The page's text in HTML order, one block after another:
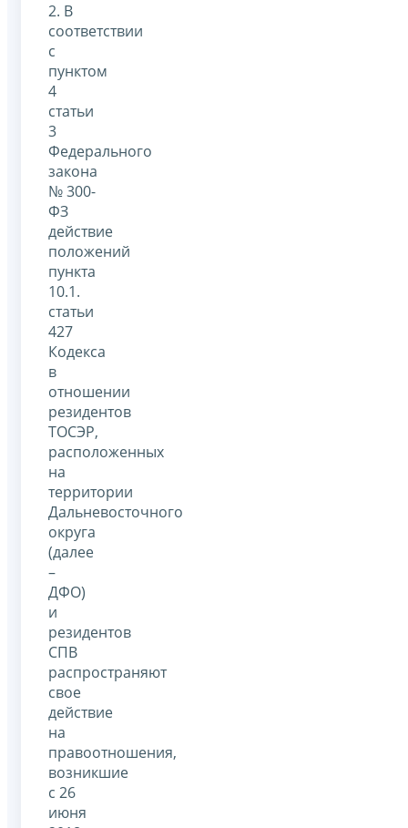
2. В
соответствии
с
пунктом
4
статьи
3
Федерального
закона
№ 300-
ФЗ
действие
положений
пункта
10.1.
статьи
427
Кодекса
в
отношении
резидентов
ТОСЭР,
расположенных
на
территории
Дальневосточного
округа
(далее
–
ДФО)
и
резидентов
СПВ
распространяют
свое
действие
на
правоотношения,
возникшие
с 26
июня